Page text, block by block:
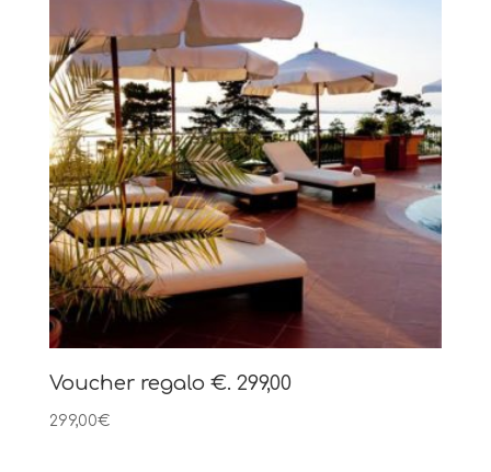
Voucher regalo €. 299,00
299,00€